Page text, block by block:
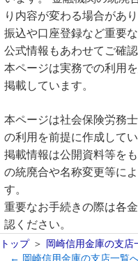
り内容が変わる場合があり
振込や口座登録など重要
公式情報もあわせてご確認
本ページは実務での利用
掲載しています。
本ページは社会保険労務
の利用を前提に作成してい
掲載情報は公開資料等を
の統廃合や名称変更等に
す。
重要なお手続きの際は各
認ください。
トップ 岡崎信用金庫の支店
← 岡崎信用金庫の支店一覧